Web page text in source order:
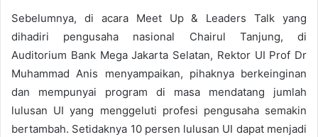
Sebelumnya, di acara Meet Up & Leaders Talk yang
dihadiri pengusaha nasional Chairul Tanjung, di
Auditorium Bank Mega Jakarta Selatan, Rektor UI Prof Dr
Muhammad Anis menyampaikan, pihaknya berkeinginan
dan mempunyai program di masa mendatang jumlah
lulusan UI yang menggeluti profesi pengusaha semakin
bertambah. Setidaknya 10 persen lulusan UI dapat menjadi